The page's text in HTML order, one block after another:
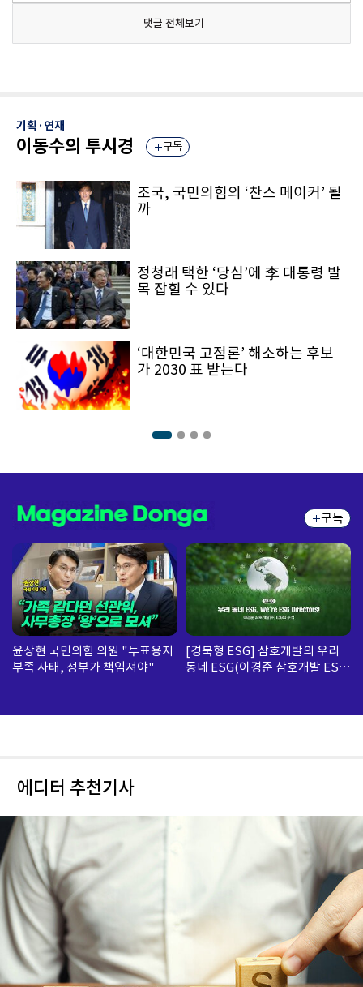
댓글 전체보기
기획·연재
이동수의 투시경 구독
조국, 국민의힘의 ‘찬스 메이커’ 될
까
정청래 택한 ‘당심’에 李 대통령 발
목 잡힐 수 있다
‘대한민국 고점론’ 해소하는 후보
가 2030 표 받는다
구독
윤상현 국민의힘 의원 "투표용지
부족 사태, 정부가 책임져야"
[경북형 ESG] 삼호개발의 우리
동네 ESG(이경준 삼호개발 ESG
에디터 추천기사